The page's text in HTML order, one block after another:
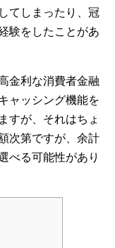
てしまったり、冠
験をしたことがあ
金利な消費者金融
ャッシング機能を
すが、それはちょ
次第ですが、余計
べる可能性があり